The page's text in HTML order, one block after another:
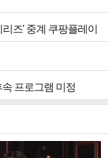
즈' 중계 쿠팡플레이
프로그램 미정